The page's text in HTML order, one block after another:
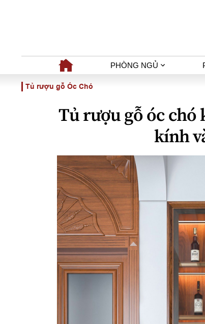
PHÒNG NGỦ
Tủ rượu gỗ Óc Chó
Tủ rượu gỗ óc
kính